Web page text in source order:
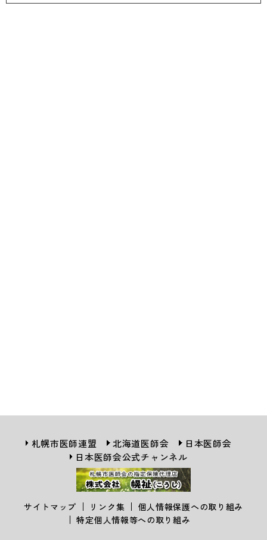
札幌市医師連盟 北海道医師会
日本医師会
日本医師会公式チャンネル
サイトマップ リンク集
個人情報保護への取り組み
特定個人情報等への取り組み